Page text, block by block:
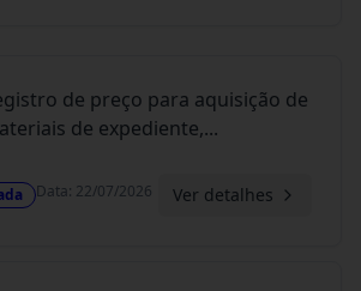
de preço para aquisição de
de expediente,...
Data: 22/07/2026 Ver detalhes